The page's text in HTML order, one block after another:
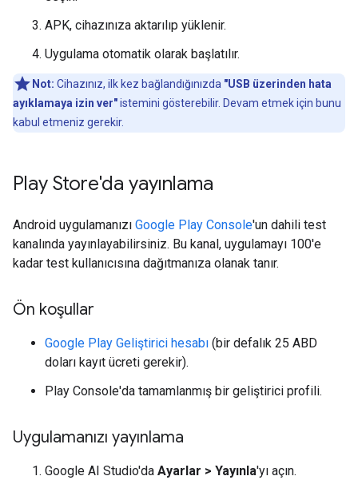
APK, cihazınıza aktarılıp yüklenir.
Uygulama otomatik olarak başlatılır.
Not: Cihazınız, ilk kez bağlandığınızda "USB üzerinden hata
ayıklamaya izin ver"istemini gösterebilir. Devam etmek için bunu
kabul etmeniz gerekir.
Play Store'da yayınlama
Android uygulamanızı Google Play Console'un dahili test
kanalında yayınlayabilirsiniz. Bu kanal, uygulamayı 100'e
kadar test kullanıcısına dağıtmanıza olanak tanır.
Ön koşullar
Google Play Geliştirici hesabı (bir defalık 25 ABD
doları kayıt ücreti gerekir).
Play Console'da tamamlanmış bir geliştirici profili.
Uygulamanızı yayınlama
Google AI Studio'da Ayarlar > Yayınla'yı açın.